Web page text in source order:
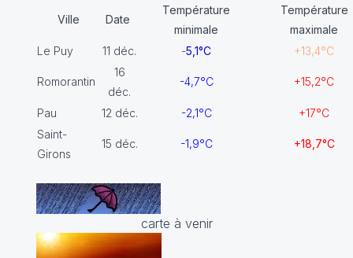
Ville Date
Température
minimale
Température
maximale
Le Puy
11 déc. -5,1°C +13,4°C
Romorantin
16
déc.
-4,7°C +15,2°C
Pau 12 déc. -2,1°C
+17°C
Saint-
Girons
15 déc. -1,9°C +18,7°C
carte à venir